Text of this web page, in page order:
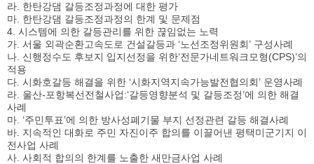
라. 한탄강댐 갈등조정과정에 대한 평가
마. 한탄강댐 갈등조정과정의 한계 및 문제점
4. 시스템에 의한 갈등관리를 위한 끊임없는 노력
가. 서울 외곽순환고속도로 건설갈등과 ‘노선조정위원회’ 구성사례
나. 신행정수도 후보지 입지선정을 위한‘전문가네트워크모형(CPS)’의
적용
다. 시화호갈등 해결을 위한 ‘시화지역지속가능발전협의회’ 운영사례
라. 울산-포항복선전철사업:‘갈등영향분석 및 갈등조정’에 의한 해결
사례
마. ‘주민투표’에 의한 방사성폐기물 부지 선정관련 갈등 해결사례
바. 지속적인 대화로 주민 자진이주 합의를 이끌어낸 평택미군기지 이
전사업 사례
사. 사회적 합의의 한계를 노출한 새만금사업 사례